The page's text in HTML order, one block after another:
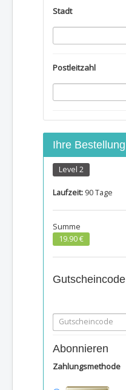
Stadt
Postleitzahl
Ihre Bestellung
Level 2
Laufzeit: 90 Tage
Summe
19.90€
Gutscheincode
Abonnieren
Zahlungsmethode